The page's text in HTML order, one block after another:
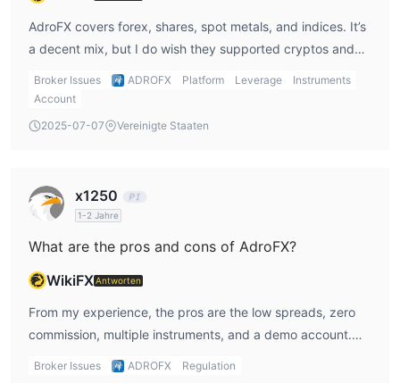
AdroFX covers forex, shares, spot metals, and indices. It’s
a decent mix, but I do wish they supported cryptos and
more commodities for diversification.
Broker Issues ADROFX Platform Leverage
Instruments
Account
2025-07-07
Vereinigte Staaten
x1250
1-2 Jahre
What are the pros and cons of AdroFX?
WikiFXAntworten
From my experience, the pros are the low spreads, zero
commission, multiple instruments, and a demo account.
But the cons — revoked VFSC license, no MT4/MT5,
Broker Issues ADROFX
Regulation